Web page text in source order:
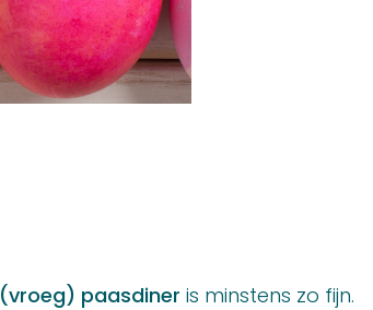
(vroeg) paasdiner is minstens zo fijn.